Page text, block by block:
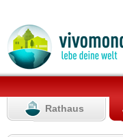
Rathaus